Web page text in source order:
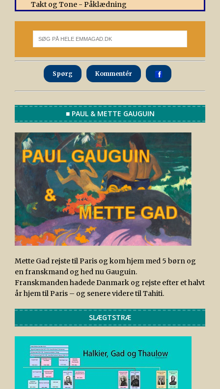
Takt og Tone - Påklædning
Spørg Kommentér
■ PAUL & METTE GAUGUIN
Mette Gad rejste til Paris og kom hjem med 5 børn og
en franskmand og hed nu Gauguin.
Franskmanden hadede Danmark og rejste efter et halvt
år hjem til Paris – og senere videre til Tahiti.
SLÆGTSTRÆ